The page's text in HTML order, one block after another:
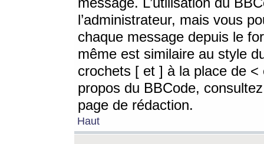
l’administrateur, mais vous
chaque message depuis le
même est similaire au style
crochets [ et ] à la place de <
propos du BBCode,
page de rédaction.
Haut